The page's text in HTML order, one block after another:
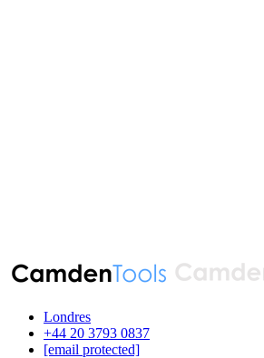
Londres
‪+44 20 3793 0837‬
[email protected]